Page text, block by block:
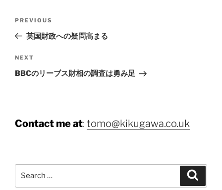
Previous
Post
PREVIOUS
英国財政への疑問高まる
Next
Post
NEXT
BBCのリーブス財相の調査は勇み足
Contact me at: tomo@kikugawa.co.uk